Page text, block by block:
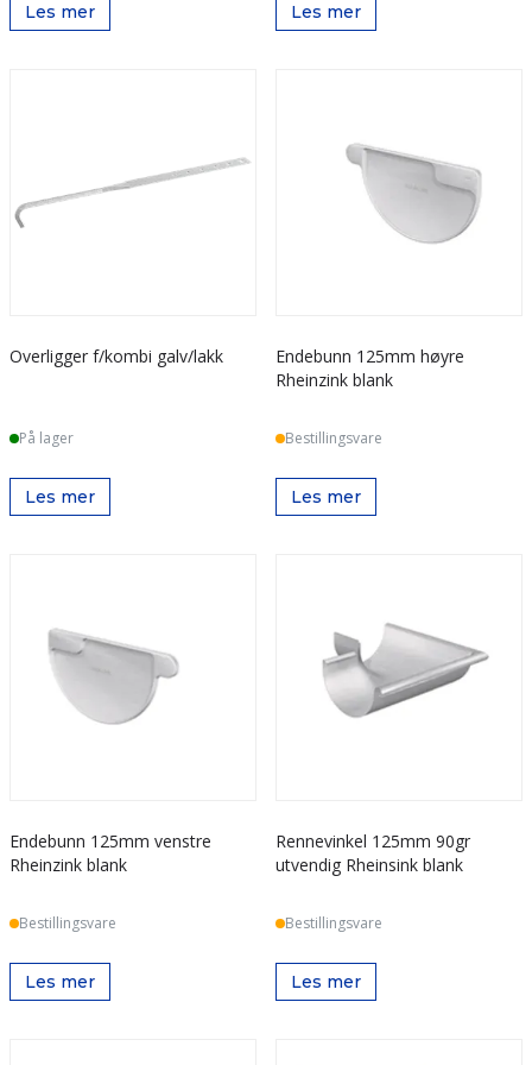
Les mer Les mer
Overligger f/kombi galv/lakk
På lager
Les mer
Endebunn 125mm høyre
Rheinzink blank
Bestillingsvare
Les mer
Endebunn 125mm venstre
Rheinzink blank
Bestillingsvare
Les mer
Rennevinkel 125mm 90gr
utvendig Rheinsink blank
Bestillingsvare
Les mer